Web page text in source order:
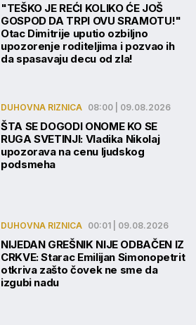
"TEŠKO JE REĆI KOLIKO ĆE JOŠ
GOSPOD DA TRPI OVU SRAMOTU!"
Otac Dimitrije uputio ozbiljno
upozorenje roditeljima i pozvao ih
da spasavaju decu od zla!
DUHOVNA RIZNICA 08:00 | 09.08.2026
ŠTA SE DOGODI ONOME KO SE
RUGA SVETINJI: Vladika Nikolaj
upozorava na cenu ljudskog
podsmeha
DUHOVNA RIZNICA 00:01 | 09.08.2026
NIJEDAN GREŠNIK NIJE ODBAČEN IZ
CRKVE: Starac Emilijan Simonopetrit
otkriva zašto čovek ne sme da
izgubi nadu